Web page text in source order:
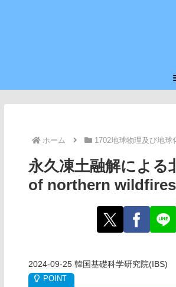
ホーム 1702地球物理及び地球
永久凍土融解によ
of northern
2024-09-25 韓国基礎科学研究院(IBS)